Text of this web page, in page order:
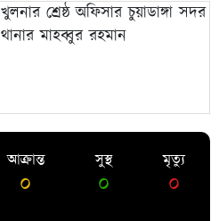
খুলনার শ্রেষ্ঠ অফিসার চুয়াডাঙ্গা সদর
থানার মাহব্বুর রহমান
আক্রান্ত
০
সুস্থ
০
মৃত্যু
০